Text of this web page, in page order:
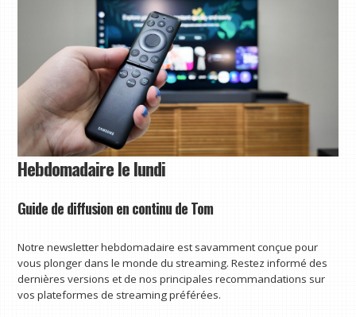
Hebdomadaire le lundi
Guide de diffusion en continu de Tom
Notre newsletter hebdomadaire est savamment conçue pour
vous plonger dans le monde du streaming. Restez informé des
dernières versions et de nos principales recommandations sur
vos plateformes de streaming préférées.